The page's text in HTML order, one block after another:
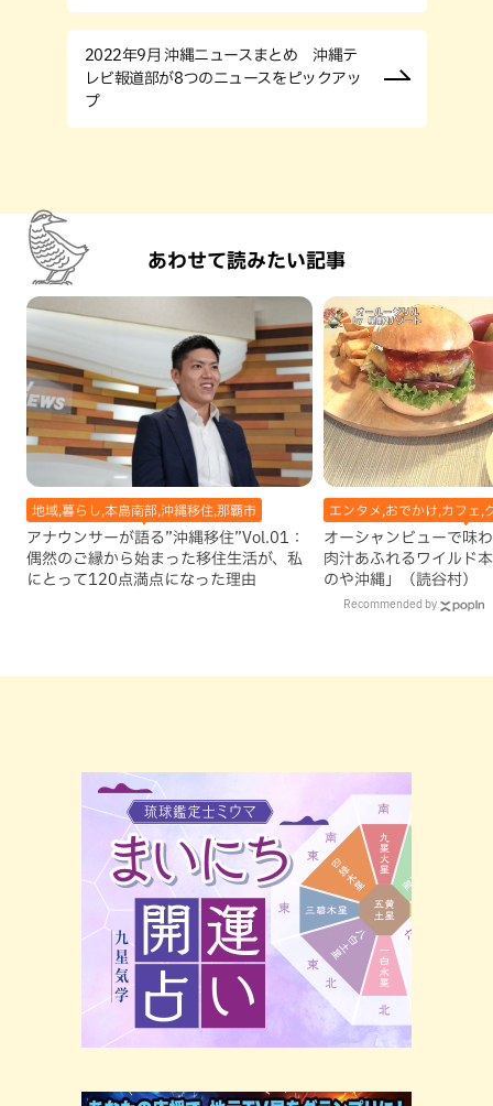
2022年9月 沖縄ニュースまとめ 沖縄テ
レビ報道部が8つのニュースをピックアッ
プ
あわせて読みたい記事
地域,暮らし,本島南部,沖縄移住,那覇市
アナウンサーが語る”沖縄移住”Vol.01：
偶然のご縁から始まった移住生活が、私
にとって120点満点になった理由
エンタメ,おでかけ,カフェ,
オーシャンビューで味
肉汁あふれるワイルド
のや沖縄」（読谷村）
Recommended by